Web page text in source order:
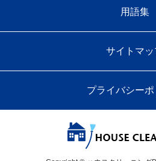
用語集
サイトマッ
プライバシー